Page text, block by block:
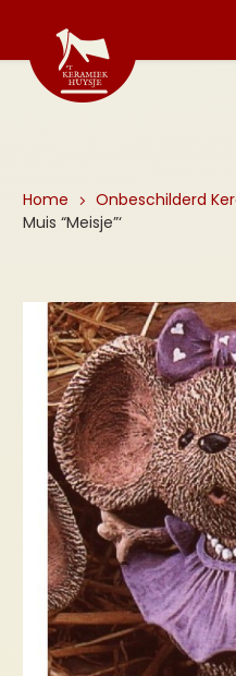
Home Onbeschilderd
Muis “Meisje”‘